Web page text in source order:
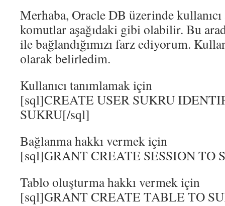
Merhaba, Oracle DB üzerinde
komutlar aşağıdaki gibi olabilir. Bu
ile bağlandığımızı farz ediyorum.
olarak belirledim.
Kullanıcı tanımlamak için
[sql]CREATE USER SUKRU
SUKRU[/sql]
Bağlanma hakkı vermek için
[sql]GRANT CREATE SESSION TO
Tablo oluşturma hakkı vermek için
[sql]GRANT CREATE TABLE TO